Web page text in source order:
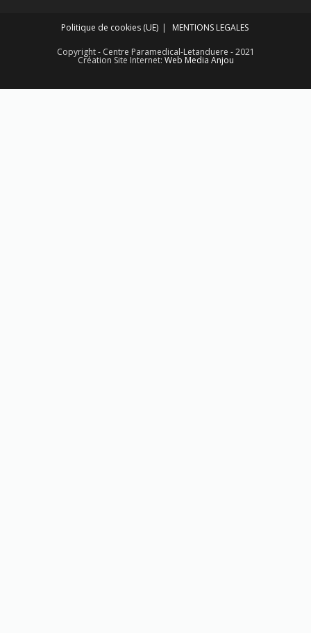
Politique de cookies (UE) MENTIONS LEGALES
Copyright - Centre Paramedical-Letanduere - 2021
Création Site Internet: Web Media Anjou